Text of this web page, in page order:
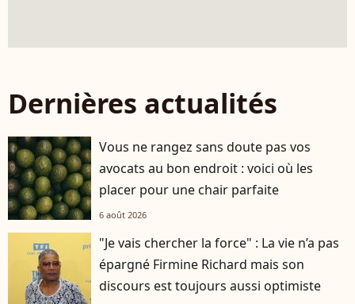
Dernières actualités
Vous ne rangez sans doute pas vos
avocats au bon endroit : voici où les
placer pour une chair parfaite
6 août 2026
"Je vais chercher la force" : La vie n’a pas
épargné Firmine Richard mais son
discours est toujours aussi optimiste